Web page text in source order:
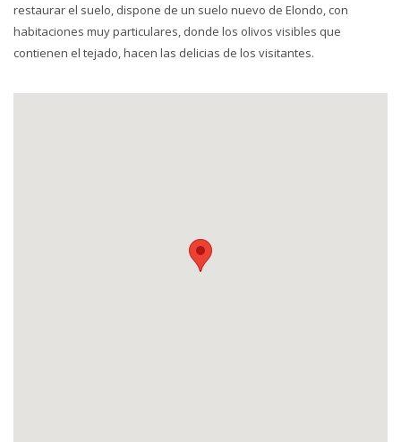
restaurar el suelo, dispone de un suelo nuevo de Elondo, con
habitaciones muy particulares, donde los olivos visibles que
contienen el tejado, hacen las delicias de los visitantes.